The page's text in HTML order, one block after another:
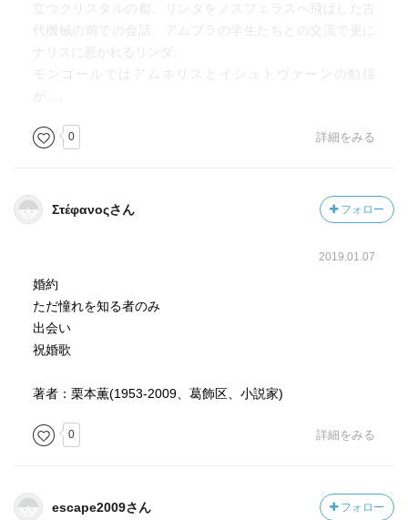
立つクリスタルの都。リンダをノスフェラスへ飛ばした古
代機械の前での会話、アムブラの学生たちとの交流で更に
ナリスに惹かれるリンダ。
モンゴールではアムネリスとイシュトヴァーンの動揺
が…。
0 詳細をみる
Στέφανοςさん フォロー
2019.01.07
婚約
ただ憧れを知る者のみ
出会い
祝婚歌
著者：栗本薫(1953-2009、葛飾区、小説家)
0 詳細をみる
escape2009さん フォロー